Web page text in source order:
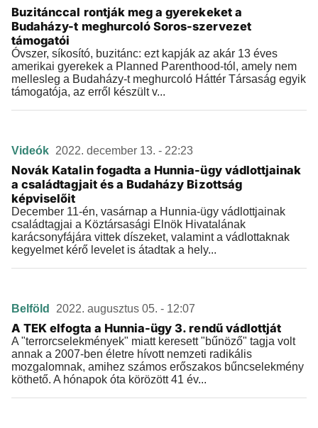
Buzitánccal rontják meg a gyerekeket a
Budaházy-t meghurcoló Soros-szervezet
támogatói
Óvszer, síkosító, buzitánc: ezt kapják az akár 13 éves
amerikai gyerekek a Planned Parenthood-tól, amely nem
mellesleg a Budaházy-t meghurcoló Háttér Társaság egyik
támogatója, az erről készült v...
Videók 2022. december 13. - 22:23
Novák Katalin fogadta a Hunnia-ügy vádlottjainak
a családtagjait és a Budaházy Bizottság
képviselőit
December 11-én, vasárnap a Hunnia-ügy vádlottjainak
családtagjai a Köztársasági Elnök Hivatalának
karácsonyfájára vittek díszeket, valamint a vádlottaknak
kegyelmet kérő levelet is átadtak a hely...
Belföld 2022. augusztus 05. - 12:07
A TEK elfogta a Hunnia-ügy 3. rendű vádlottját
A "terrorcselekmények" miatt keresett "bűnöző" tagja volt
annak a 2007-ben életre hívott nemzeti radikális
mozgalomnak, amihez számos erőszakos bűncselekmény
köthető. A hónapok óta körözött 41 év...